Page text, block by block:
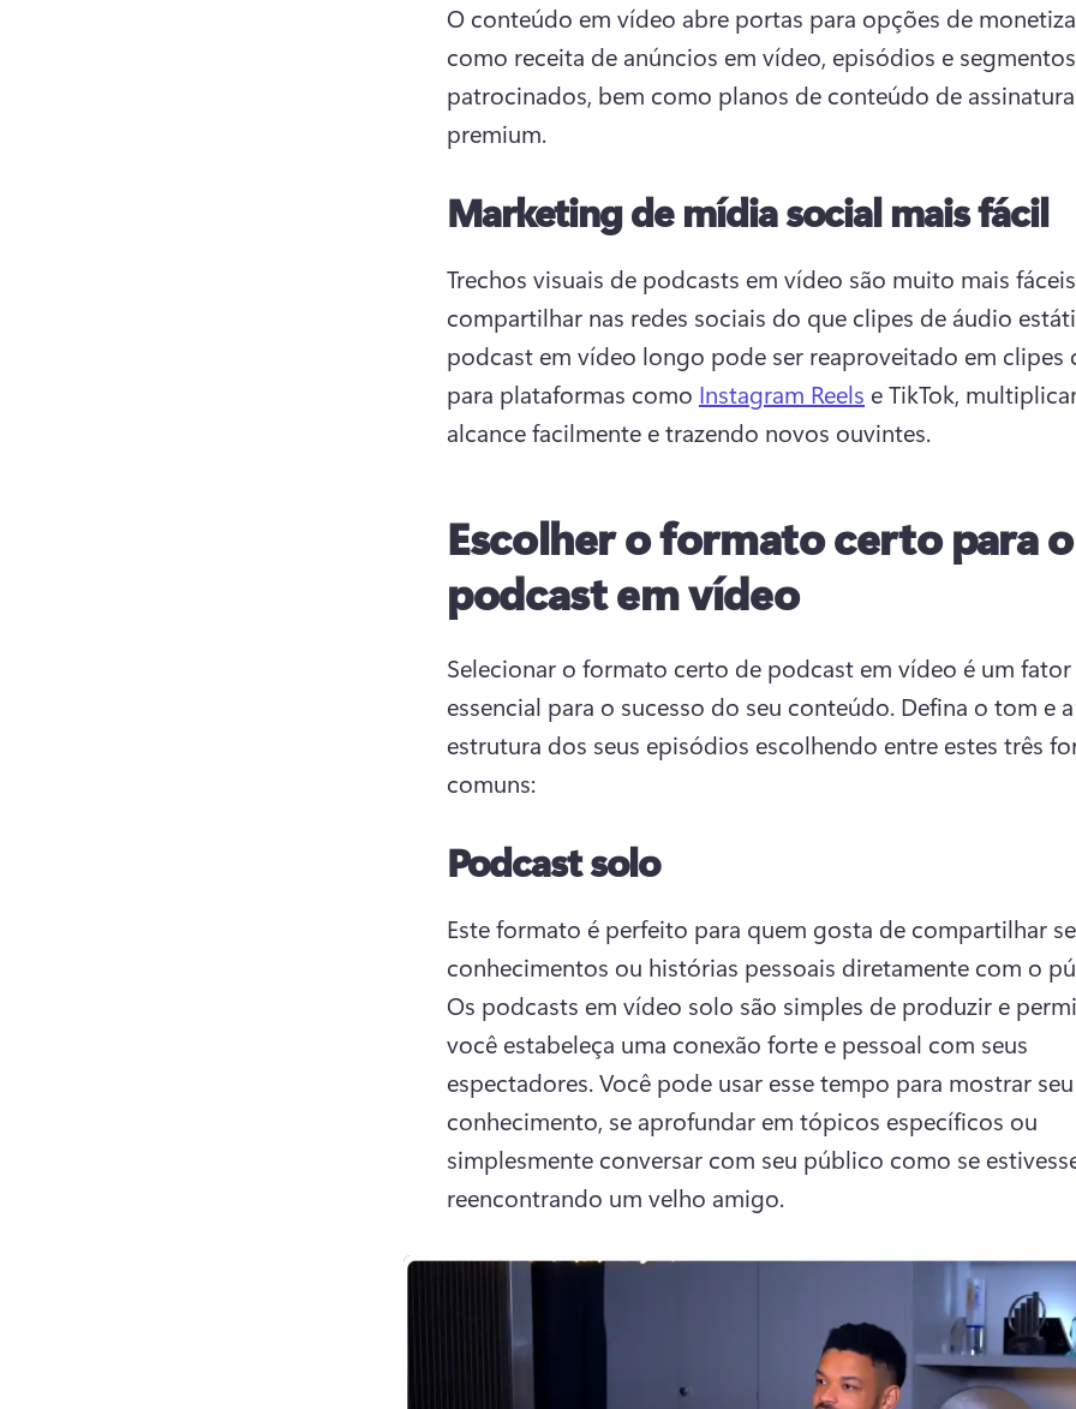
O conteúdo em vídeo abre portas para opções de
como receita de anúncios em vídeo, episódios e segmentos
patrocinados, bem como planos de conteúdo de assinatura
premium.
Marketing de mídia social mais fácil
Trechos visuais de podcasts em vídeo são muito mais
compartilhar nas redes sociais do que clipes de áudio
podcast em vídeo longo pode ser reaproveitado em clipes
para plataformas como Instagram Reels e TikTok,
alcance facilmente e trazendo novos ouvintes.
Escolher o formato certo para
podcast em vídeo
Selecionar o formato certo de podcast em vídeo é um fator
essencial para o sucesso do seu conteúdo. Defina o tom e a
estrutura dos seus episódios escolhendo entre estes três
comuns:
Podcast solo
Este formato é perfeito para quem gosta de compartilhar
Os podcasts em vídeo solo são simples de produzir e
você estabeleça uma conexão forte e pessoal com seus
espectadores. Você pode usar esse tempo para mostrar seu
conhecimento, se aprofundar em tópicos específicos ou
simplesmente conversar com seu público como se
reencontrando um velho amigo.